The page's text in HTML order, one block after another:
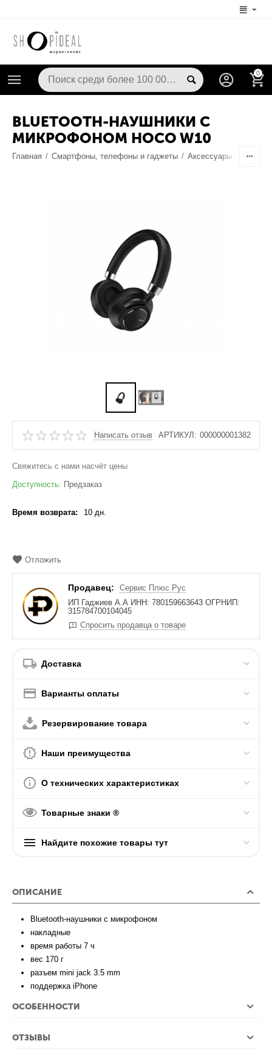
0
BLUETOOTH-НАУШНИКИ С
МИКРОФОНОМ HOCO W10
Главная / Смартфоны, телефоны и гаджеты / Аксессуары
Написать отзыв АРТИКУЛ: 000000001382
Свяжитесь с нами насчёт цены
Доступность: Предзаказ
Время возврата: 10 дн.
Отложить
Продавец:
Сервис Плюс Рус
ИП Гаджиев А.А ИНН: 780159663643 ОГРНИП:
315784700104045
Спросить продавца о товаре
Доставка
Варианты оплаты
Резервирование товара
Наши преимущества
О технических характеристиках
Товарные знаки ®
Найдите похожие товары тут
ОПИСАНИЕ
Bluetooth-наушники с микрофоном
накладные
время работы 7 ч
вес 170 г
разъем mini jack 3.5 mm
поддержка iPhone
ОСОБЕННОСТИ
ОТЗЫВЫ